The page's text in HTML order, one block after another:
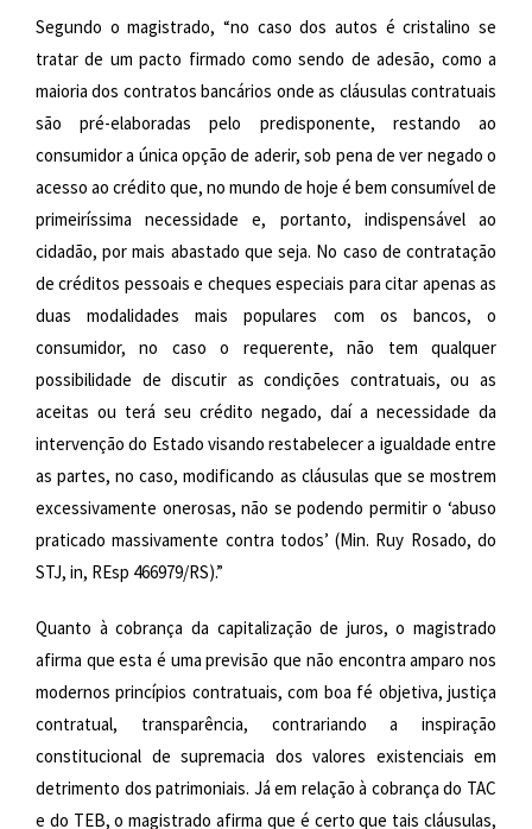
Segundo o magistrado, “no caso dos autos é cristalino se
tratar de um pacto firmado como sendo de adesão, como a
maioria dos contratos bancários onde as cláusulas contratuais
são pré-elaboradas pelo predisponente, restando ao
consumidor a única opção de aderir, sob pena de ver negado o
acesso ao crédito que, no mundo de hoje é bem consumível de
primeiríssima necessidade e, portanto, indispensável ao
cidadão, por mais abastado que seja. No caso de contratação
de créditos pessoais e cheques especiais para citar apenas as
duas modalidades mais populares com os bancos, o
consumidor, no caso o requerente, não tem qualquer
possibilidade de discutir as condições contratuais, ou as
aceitas ou terá seu crédito negado, daí a necessidade da
intervenção do Estado visando restabelecer a igualdade entre
as partes, no caso, modificando as cláusulas que se mostrem
excessivamente onerosas, não se podendo permitir o ‘abuso
praticado massivamente contra todos’ (Min. Ruy Rosado, do
STJ, in, REsp 466979/RS).”
Quanto à cobrança da capitalização de juros, o magistrado
afirma que esta é uma previsão que não encontra amparo nos
modernos princípios contratuais, com boa fé objetiva, justiça
contratual, transparência, contrariando a inspiração
constitucional de supremacia dos valores existenciais em
detrimento dos patrimoniais. Já em relação à cobrança do TAC
e do TEB, o magistrado afirma que é certo que tais cláusulas,